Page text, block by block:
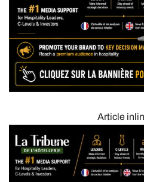
Article